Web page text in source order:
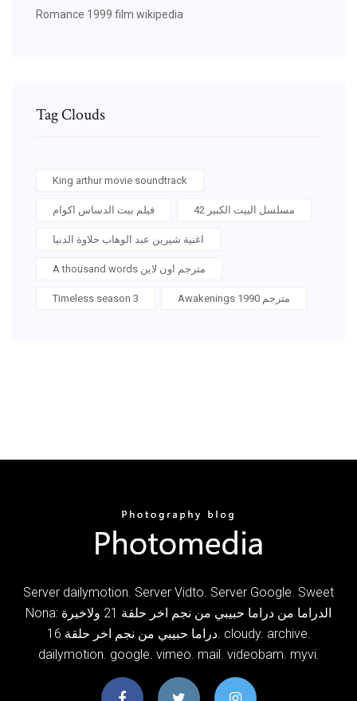
Romance 1999 film wikipedia
Tag Clouds
King arthur movie soundtrack
فيلم بيت الدساس اكوام مسلسل البيت الكبير 42
اغنية شيرين عبد الوهاب حلاوة الدنيا
A thousand words مترجم اون لاين
Timeless season 3 Awakenings 1990 مترجم
Server dailymotion. Server Vidto. Server Google. Sweet
Nona: الدراما من دراما حبيبي من نجم اخر حلقة 21 ولاخيرة
دراما حبيبي من نجم اخر حلقة 16. cloudy. archive.
dailymotion. google. vimeo. mail. videobam. myvi.